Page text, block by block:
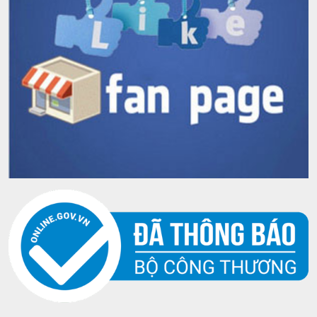
Bạn đã nhận thấy rằng có rất nhiều loại bình khác nhau
được sử dụng. Bình pha lê bền, đẹp hơn và do đó nó
thường được sử dụng. Trong khi bình thủy tinh có thành
dày hơn và hình dạng đơn giản hơn. Tất nhiên bạn nên
dùng một bình thủy tinh tiêu chuẩn với thành mỏng và
hình dạng lạ mắt (trừ khi nó được làm bằng thủy tinh